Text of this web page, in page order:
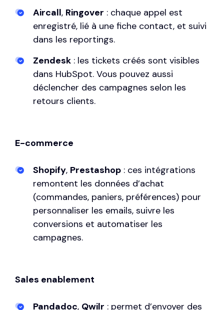
Aircall, Ringover : chaque appel est
enregistré, lié à une fiche contact, et suivi
dans les reportings.
Zendesk : les tickets créés sont visibles
dans HubSpot. Vous pouvez aussi
déclencher des campagnes selon les
retours clients.
E-commerce
Shopify, Prestashop : ces intégrations
remontent les données d’achat
(commandes, paniers, préférences) pour
personnaliser les emails, suivre les
conversions et automatiser les
campagnes.
Sales enablement
Pandadoc, Qwilr : permet d’envoyer des